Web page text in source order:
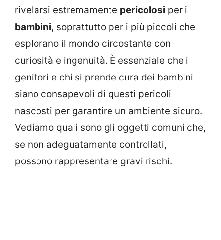
rivelarsi estremamente pericolosi per i
bambini, soprattutto per i più piccoli che
esplorano il mondo circostante con
curiosità e ingenuità. È essenziale che i
genitori e chi si prende cura dei bambini
siano consapevoli di questi pericoli
nascosti per garantire un ambiente sicuro.
Vediamo quali sono gli oggetti comuni che,
se non adeguatamente controllati,
possono rappresentare gravi rischi.